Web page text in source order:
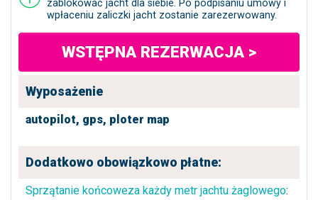
zablokować jacht dla siebie. Po podpisaniu umowy i
wpłaceniu zaliczki jacht zostanie zarezerwowany.
WSTĘPNA REZERWACJA >
Wyposażenie
autopilot, gps, ploter map
Dodatkowo obowiązkowo płatne:
Sprzątanie końcoweza każdy metr jachtu żaglowego: